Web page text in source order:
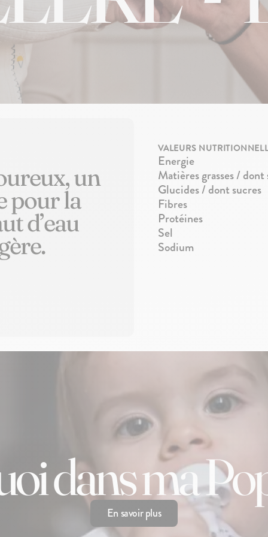
un
pour la
d’eau
VALEURS
Energie
Matières grasses / dont
Glucides / dont sucres
Fibres
Protéines
Sel
Sodium
dans ma
En savoir plus